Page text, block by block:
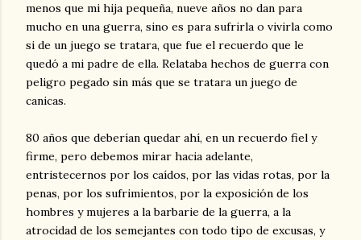
menos que mi hija pequeña, nueve años no dan para
mucho en una guerra, sino es para sufrirla o vivirla como
si de un juego se tratara, que fue el recuerdo que le
quedó a mi padre de ella. Relataba hechos de guerra con
peligro pegado sin más que se tratara un juego de
canicas.
80 años que deberían quedar ahí, en un recuerdo fiel y
firme, pero debemos mirar hacia adelante,
entristecernos por los caídos, por las vidas rotas, por la
penas, por los sufrimientos, por la exposición de los
hombres y mujeres a la barbarie de la guerra, a la
atrocidad de los semejantes con todo tipo de excusas, y